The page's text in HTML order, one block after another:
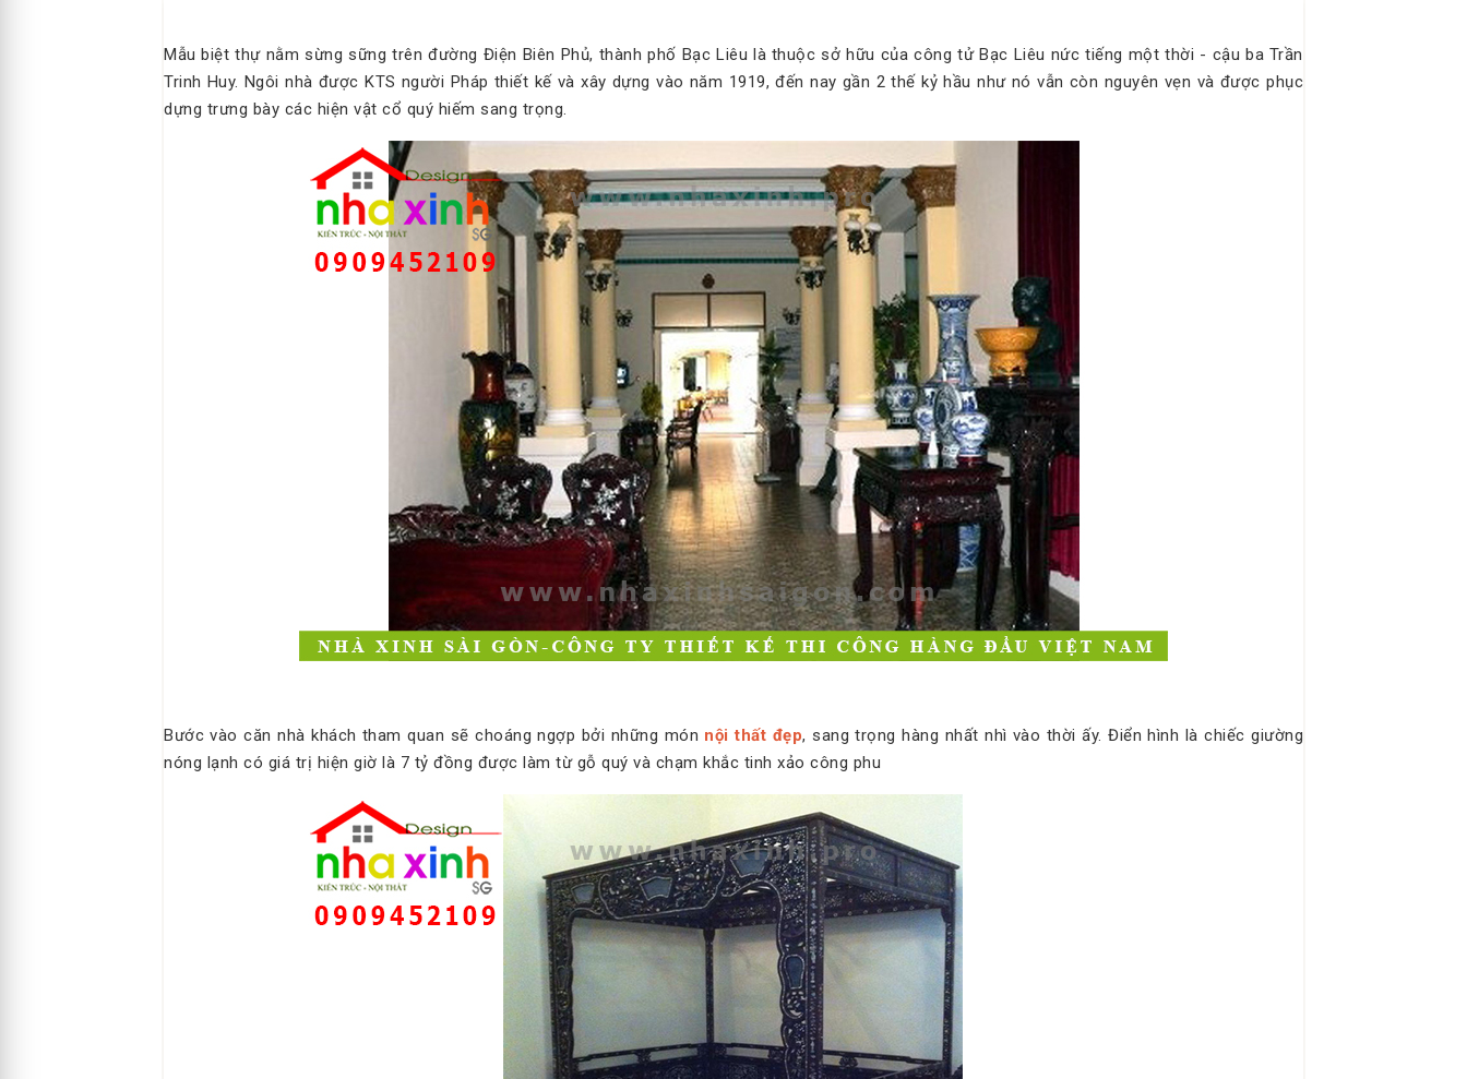
Mẫu biệt thự nằm sừng sững trên đường Điện Biên Phủ, thành phố Bạc Liêu là thuộc sở hữu của công tử Bạc Liêu nức tiếng một thời - cậu ba Trần
Trinh Huy. Ngôi nhà được KTS người Pháp thiết kế và xây dựng vào năm 1919, đến nay gần 2 thế kỷ hầu như nó vẫn còn nguyên vẹn và được phục
dựng trưng bày các hiện vật cổ quý hiếm sang trọng.
Bước vào căn nhà khách tham quan sẽ choáng ngợp bởi những món nội thất đẹp, sang trọng hàng nhất nhì vào thời ấy. Điển hình là chiếc giường
nóng lạnh có giá trị hiện giờ là 7 tỷ đồng được làm từ gỗ quý và chạm khắc tinh xảo công phu